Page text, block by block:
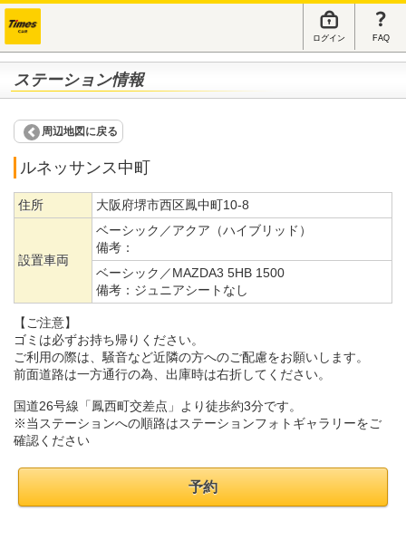
ログイン FAQ
ステーション情報
周辺地図に戻る
ルネッサンス中町
住所 大阪府堺市西区鳳中町10-8
設置車両
ベーシック／アクア（ハイブリッド）
備考：
ベーシック／MAZDA3 5HB 1500
備考： ジュニアシートなし
【ご注意】
ゴミは必ずお持ち帰りください。
ご利用の際は、騒音など近隣の方へのご配慮をお願いします。
前面道路は一方通行の為、出庫時は右折してください。
国道26号線「鳳西町交差点」より徒歩約3分です。
※当ステーションへの順路はステーションフォトギャラリーをご
確認ください
予約